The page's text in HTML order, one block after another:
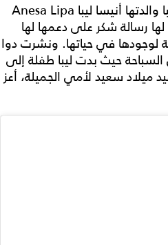
هنأت المغنية العالمية​ دوا ليبا​ والدتها أنيسا ليبا Anesa Lipa
رسالة شكر على دعمها لها
لوجودها في حياتها. ونشرت دوا
حيث بدت ليبا طفلة إلى
ميلاد سعيد لأمي الجميلة، أعز